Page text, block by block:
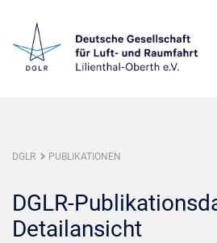
DGLR PUBLIKATIONEN
DGLR-
Detailansicht